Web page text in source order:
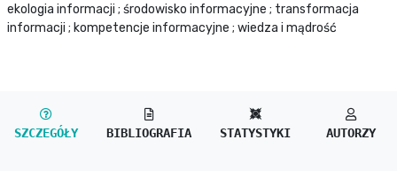
ekologia informacji ; środowisko informacyjne ; transformacja
informacji ; kompetencje informacyjne ; wiedza i mądrość
SZCZEGÓŁY BIBLIOGRAFIA STATYSTYKI AUTORZY